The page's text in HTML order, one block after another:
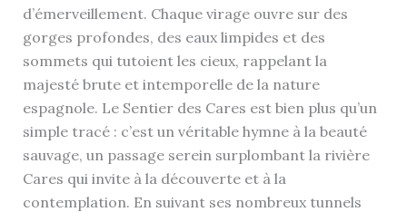
d’émerveillement. Chaque virage ouvre sur des
gorges profondes, des eaux limpides et des
sommets qui tutoient les cieux, rappelant la
majesté brute et intemporelle de la nature
espagnole. Le Sentier des Cares est bien plus qu’un
simple tracé : c’est un véritable hymne à la beauté
sauvage, un passage serein surplombant la rivière
Cares qui invite à la découverte et à la
contemplation. En suivant ses nombreux tunnels